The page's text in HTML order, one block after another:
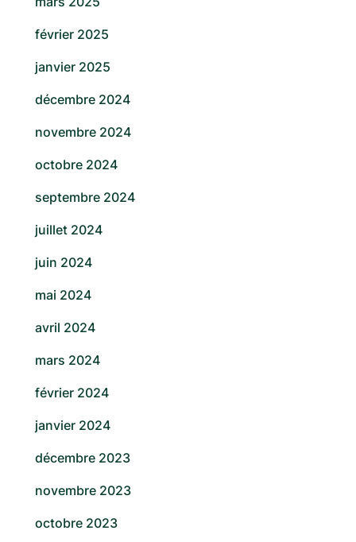
février 2025
janvier 2025
décembre 2024
novembre 2024
octobre 2024
septembre 2024
juillet 2024
juin 2024
mai 2024
avril 2024
mars 2024
février 2024
janvier 2024
décembre 2023
novembre 2023
octobre 2023